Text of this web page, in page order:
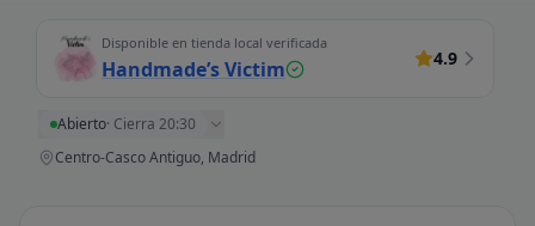
Disponible en tienda local verificada
Handmade’s Victim 4.9
Abierto· Cierra 20:30
Centro-Casco Antiguo, Madrid